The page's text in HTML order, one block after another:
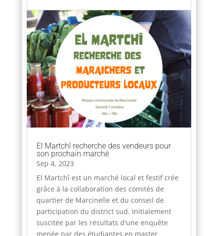
El Martchî recherche des vendeurs pour
son prochain marché
Sep 4, 2023
El Martchî est un marché local et festif crée
grâce à la collaboration des comités de
quartier de Marcinelle et du conseil de
participation du district sud. Initialement
suscitée par les résultats d'une enquête
menée par des étudiantes en master